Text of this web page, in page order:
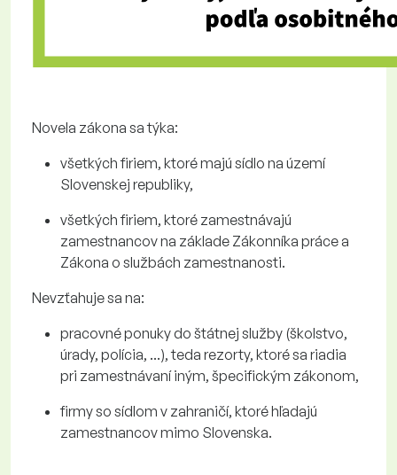
Novela zákona sa týka:
všetkých firiem, ktoré majú sídlo na území
Slovenskej republiky,
všetkých firiem, ktoré zamestnávajú
zamestnancov na základe Zákonníka práce a
Zákona o službách zamestnanosti.
Nevzťahuje sa na:
pracovné ponuky do štátnej služby (školstvo,
úrady, polícia, ...), teda rezorty, ktoré sa riadia
pri zamestnávaní iným, špecifickým zákonom,
firmy so sídlom v zahraničí, ktoré hľadajú
zamestnancov mimo Slovenska.